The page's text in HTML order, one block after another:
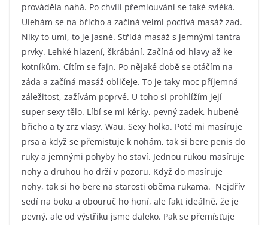
prováděla nahá. Po chvíli přemlouvání se také svléká.
Ulehám se na břicho a začíná velmi poctivá masáž zad.
Niky to umí, to je jasné. Střídá masáž s jemnými tantra
prvky. Lehké hlazení, škrábání. Začíná od hlavy až ke
kotníkům. Cítím se fajn. Po nějaké době se otáčím na
záda a začíná masáž obličeje. To je taky moc příjemná
záležitost, zažívám poprvé. U toho si prohlížím její
super sexy tělo. Líbí se mi kérky, pevný zadek, hubené
břicho a ty zrz vlasy. Wau. Sexy holka. Poté mi masíruje
prsa a když se přemisťuje k nohám, tak si bere penis do
ruky a jemnými pohyby ho staví. Jednou rukou masíruje
nohy a druhou ho drží v pozoru. Když do masíruje
nohy, tak si ho bere na starosti oběma rukama. Nejdřív
sedí na boku a obouruč ho honí, ale fakt ideálně, že je
pevný, ale od výstřiku jsme daleko. Pak se přemísťuje